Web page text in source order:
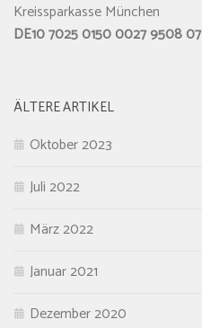
Kreissparkasse München
DE10 7025 0150 0027 9508 07
ÄLTERE ARTIKEL
Oktober 2023
Juli 2022
März 2022
Januar 2021
Dezember 2020